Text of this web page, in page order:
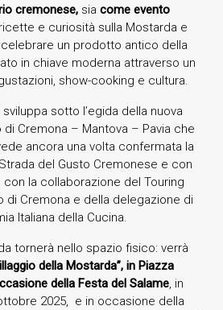
cremonese, sia come evento
e curiosità sulla Mostarda e
un prodotto antico della
in chiave moderna attraverso un
show-cooking e cultura.
sviluppa sotto l’egida della nuova
Cremona – Mantova – Pavia che
ancora una volta confermata la
del Gusto Cremonese e con
con la collaborazione del Touring
di Cremona e della delegazione di
Italiana della Cucina.
tornerà nello spazio fisico: verrà
della Mostarda”, in Piazza
della Festa del Salame, in
2025, e in occasione della